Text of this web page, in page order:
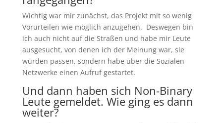
Wichtig war mir zunächst, das Projekt mit so wenig
Vorurteilen wie möglich anzugehen. Deswegen bin
ich auch nicht auf die Straßen und habe mir Leute
ausgesucht, von denen ich der Meinung war, sie
würden passen, sondern habe über die Sozialen
Netzwerke einen Aufruf gestartet.
Und dann haben sich Non-Binary
Leute gemeldet. Wie ging es dann
weiter?